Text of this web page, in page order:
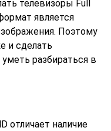
телевизоры Full
является
Поэтому
и сделать
разбираться в
отличает наличие